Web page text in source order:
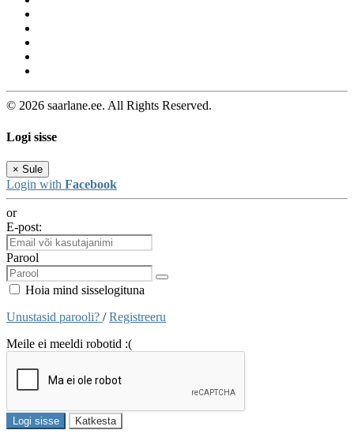
© 2026 saarlane.ee. All Rights Reserved.
Logi sisse
× Sule
Login with Facebook
or
E-post:
Parool
Hoia mind sisselogituna
Unustasid parooli? /Registreeru
Meile ei meeldi robotid :(
Logi sisse Katkesta